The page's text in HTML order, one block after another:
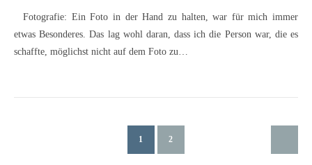
Fotografie: Ein Foto in der Hand zu halten, war für mich immer
etwas Besonderes. Das lag wohl daran, dass ich die Person war, die es
schaffte, möglichst nicht auf dem Foto zu…
1 2